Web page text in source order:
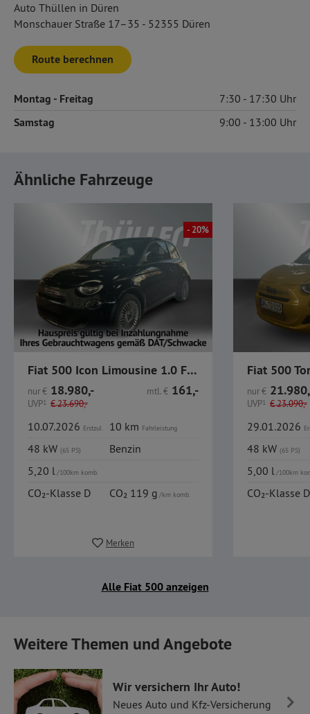
Auto Thüllen in Düren
Monschauer Straße 17–35 - 52355 Düren
Route berechnen
Montag - Freitag 7:30 17:30
Samstag 9:00 13:00
Ähnliche Fahrzeuge
- 20%
Fiat 500 Icon Limousine 1.0 FireFly MHEV
nur€ 18.980,-
UVP1 €23.690,-
mtl.€ 161,-
10.07.2026 Erstzul. 10 km Fahrleistung
48 kW (65 PS)
Benzin
5,20 l/100km komb.
CO₂-Klasse D CO₂ 119 g/km komb.
Merken
nur€
UVP1 €23.090,-
29.01.2026
48 kW (65 PS)
5,00 l/100km
CO₂-Klasse D
Alle Fiat 500 anzeigen
Weitere Themen und Angebote
Wir versichern Ihr Auto!
Neues Auto und Kfz-Versicherung